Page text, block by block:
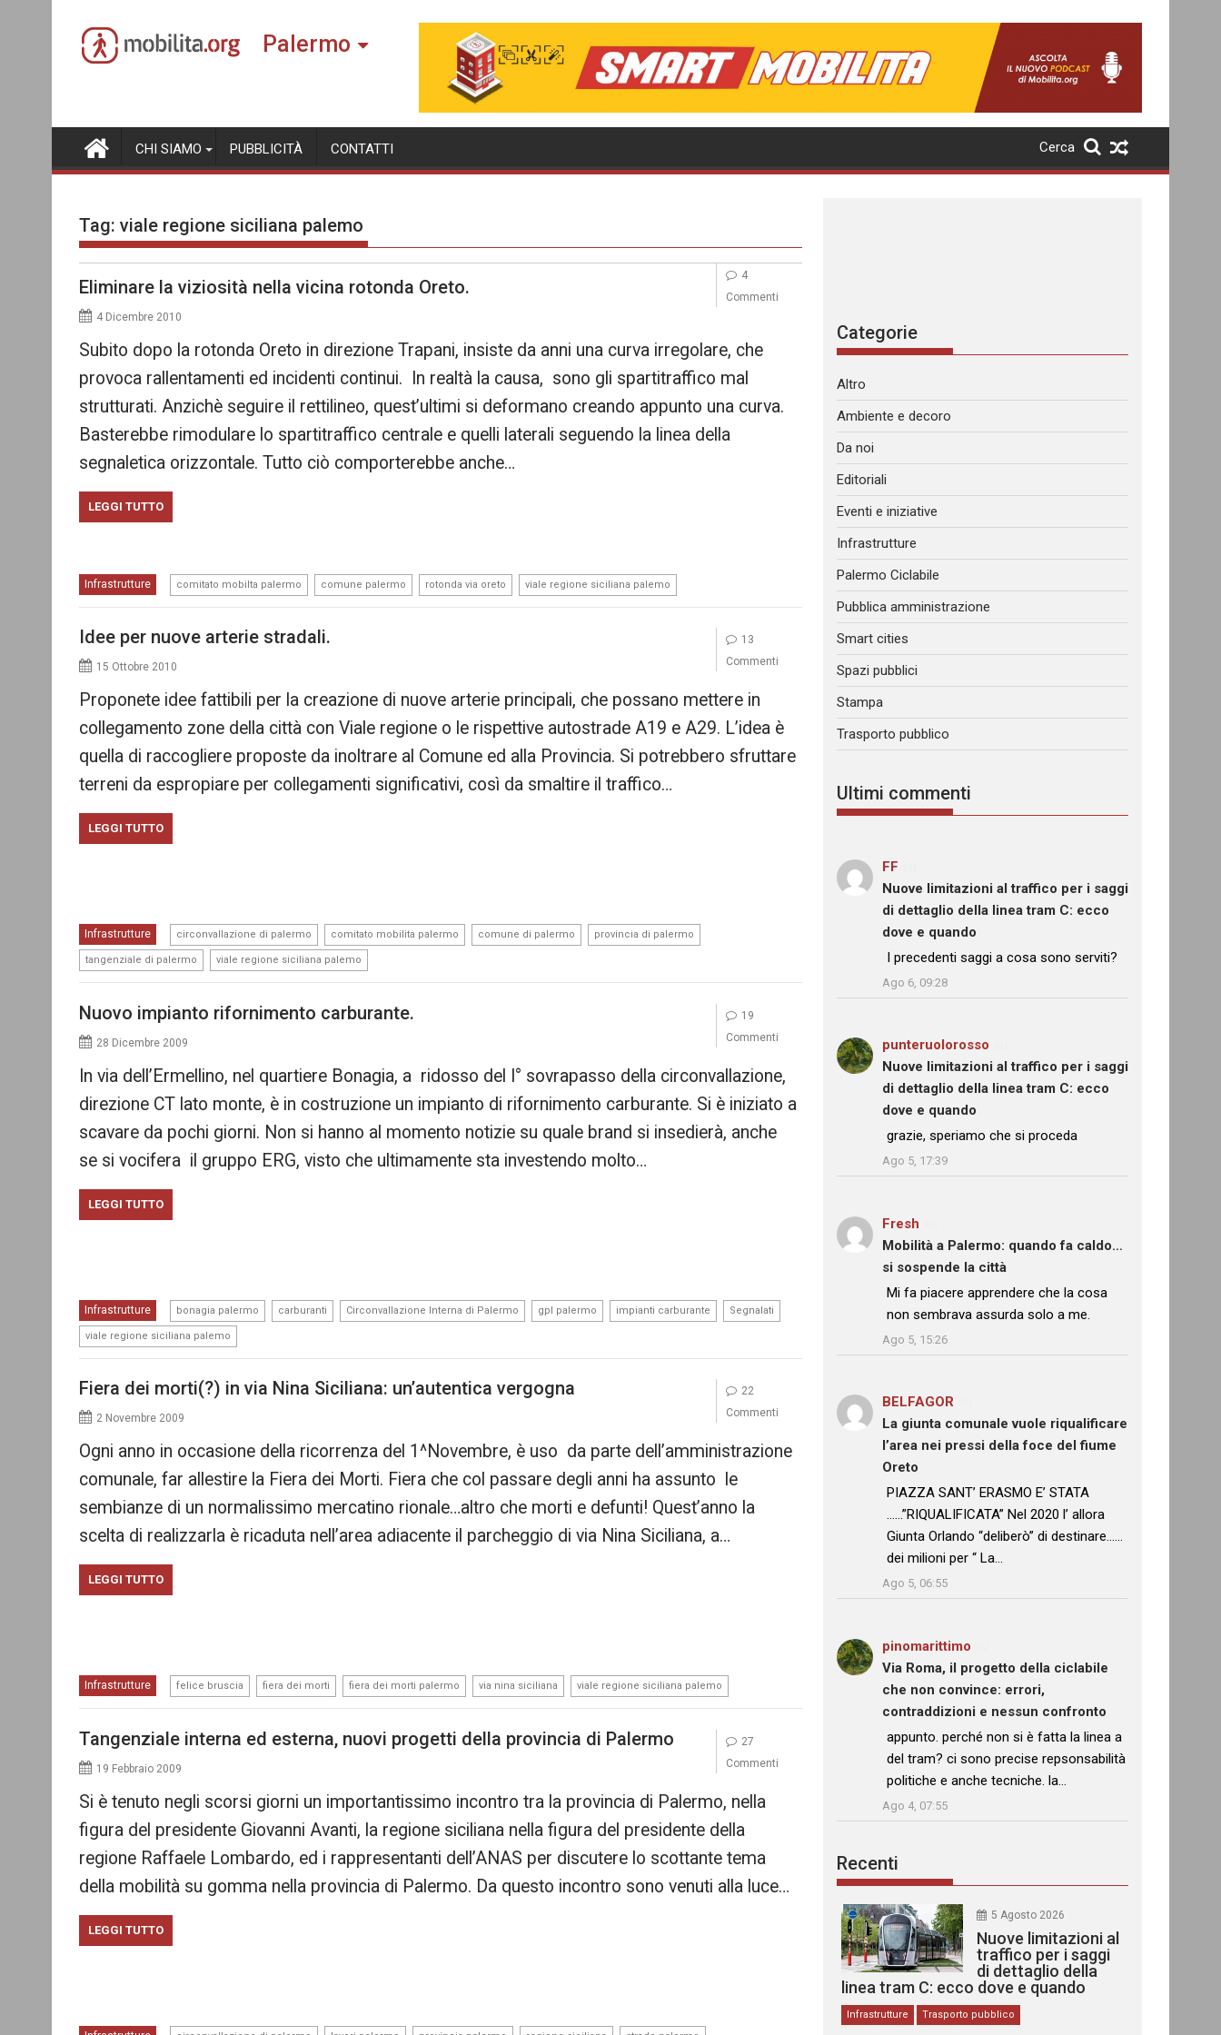
content
Palermo
CHI SIAMO PUBBLICITÀ CONTATTI Cerca
Tag: viale regione siciliana palemo
Eliminare la viziosità nella vicina rotonda Oreto.
4 Dicembre 2010
Subito dopo la rotonda Oreto in direzione Trapani, insiste da anni una curva irregolare, che
provoca rallentamenti ed incidenti continui. In realtà la causa, sono gli spartitraffico mal
strutturati. Anzichè seguire il rettilineo, quest’ultimi si deformano creando appunto una curva.
Basterebbe rimodulare lo spartitraffico centrale e quelli laterali seguendo la linea della
segnaletica orizzontale. Tutto ciò comporterebbe anche…
LEGGI TUTTO
Infrastrutture comitato mobilta palermo comune palermo rotonda via oreto viale regione siciliana palemo
4
Commenti
Idee per nuove arterie stradali.
15 Ottobre 2010
Proponete idee fattibili per la creazione di nuove arterie principali, che possano mettere in
collegamento zone della città con Viale regione o le rispettive autostrade A19 e A29. L’idea è
quella di raccogliere proposte da inoltrare al Comune ed alla Provincia. Si potrebbero sfruttare
terreni da espropiare per collegamenti significativi, così da smaltire il traffico…
LEGGI TUTTO
Infrastrutture circonvallazione di palermo comitato mobilita palermo comune di palermo provincia di palermo
tangenziale di palermo viale regione siciliana palemo
13
Commenti
Nuovo impianto rifornimento carburante.
28 Dicembre 2009
In via dell’Ermellino, nel quartiere Bonagia, a ridosso del I° sovrapasso della circonvallazione,
direzione CT lato monte, è in costruzione un impianto di rifornimento carburante. Si è iniziato a
scavare da pochi giorni. Non si hanno al momento notizie su quale brand si insedierà, anche
se si vocifera il gruppo ERG, visto che ultimamente sta investendo molto…
LEGGI TUTTO
Infrastrutture bonagia palermo carburanti Circonvallazione Interna di Palermo gpl palermo impianti carburante Segnalati
viale regione siciliana palemo
19
Commenti
Fiera dei morti(?) in via Nina Siciliana: un’autentica vergogna
2 Novembre 2009
Ogni anno in occasione della ricorrenza del 1^Novembre, è uso da parte dell’amministrazione
comunale, far allestire la Fiera dei Morti. Fiera che col passare degli anni ha assunto le
sembianze di un normalissimo mercatino rionale…altro che morti e defunti! Quest’anno la
scelta di realizzarla è ricaduta nell’area adiacente il parcheggio di via Nina Siciliana, a…
LEGGI TUTTO
Infrastrutture felice bruscia fiera dei morti fiera dei morti palermo via nina siciliana viale regione siciliana palemo
22
Commenti
Tangenziale interna ed esterna, nuovi progetti della provincia di Palermo
19 Febbraio 2009
Si è tenuto negli scorsi giorni un importantissimo incontro tra la provincia di Palermo, nella
figura del presidente Giovanni Avanti, la regione siciliana nella figura del presidente della
regione Raffaele Lombardo, ed i rappresentanti dell’ANAS per discutere lo scottante tema
della mobilità su gomma nella provincia di Palermo. Da questo incontro sono venuti alla luce…
LEGGI TUTTO
27
Commenti
Categorie
Altro
Ambiente e decoro
Da noi
Editoriali
Eventi e iniziative
Infrastrutture
Palermo Ciclabile
Pubblica amministrazione
Smart cities
Spazi pubblici
Stampa
Trasporto pubblico
Ultimi commenti
FF
Nuove limitazioni al traffico per i saggi
di dettaglio della linea tram C: ecco
dove e quando
: “I precedenti saggi a cosa sono serviti?
Ago 6, 09:28
punteruolorosso
Nuove limitazioni al traffico per i saggi
di dettaglio della linea tram C: ecco
dove e quando
: “
grazie, speriamo che si proceda
Ago 5, 17:39
Fresh
Mobilità a Palermo: quando fa caldo…
si sospende la città
: “
Mi fa piacere apprendere che la cosa
non sembrava assurda solo a me.
Ago 5, 15:26
BELFAGOR
La giunta comunale vuole riqualificare
l’area nei pressi della foce del fiume
Oreto
: “
PIAZZA SANT’ ERASMO E’ STATA
……”RIQUALIFICATA” Nel 2020 l’ allora
Giunta Orlando “deliberò” di destinare……
dei milioni per “ La…
Ago 5, 06:55
pinomarittimo
Via Roma, il progetto della ciclabile
che non convince: errori,
contraddizioni e nessun confronto
: “
appunto. perché non si è fatta la linea a
del tram? ci sono precise repsonsabilità
politiche e anche tecniche. la…
Ago 4, 07:55
Recenti
5 Agosto 2026
Nuove limitazioni al
traffico per i saggi
di dettaglio della
linea tram C: ecco dove e quando
Infrastrutture Trasporto pubblico